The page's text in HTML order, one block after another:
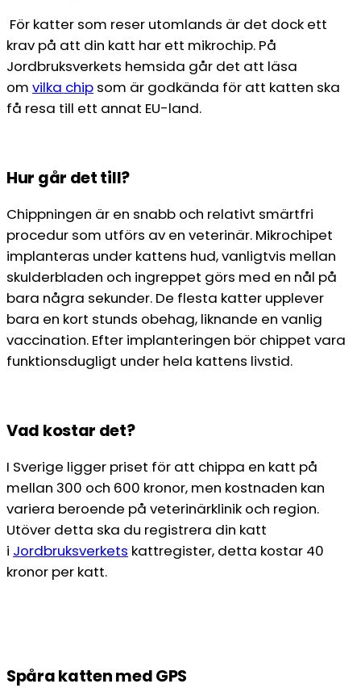
För katter som reser utomlands är det dock ett
krav på att din katt har ett mikrochip. På
Jordbruksverkets hemsida går det att läsa
om vilka chip som är godkända för att katten ska
få resa till ett annat EU-land.
Hur går det till?
Chippningen är en snabb och relativt smärtfri
procedur som utförs av en veterinär. Mikrochipet
implanteras under kattens hud, vanligtvis mellan
skulderbladen och ingreppet görs med en nål på
bara några sekunder. De flesta katter upplever
bara en kort stunds obehag, liknande en vanlig
vaccination. Efter implanteringen bör chippet vara
funktionsdugligt under hela kattens livstid.
Vad kostar det?
I Sverige ligger priset för att chippa en katt på
mellan 300 och 600 kronor, men kostnaden kan
variera beroende på veterinärklinik och region.
Utöver detta ska du registrera din katt
i Jordbruksverkets kattregister, detta kostar 40
kronor per katt.
Spåra katten med GPS